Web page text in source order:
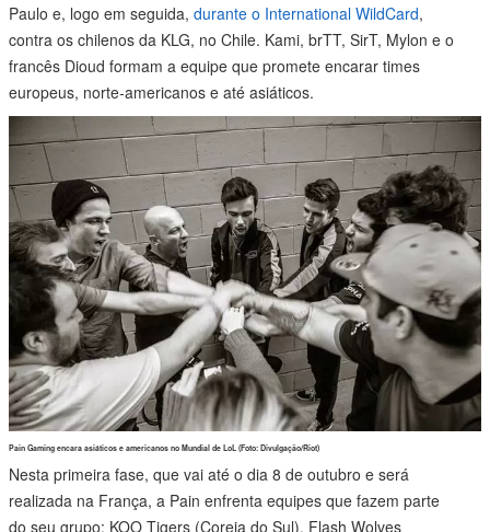
Paulo e, logo em seguida, durante o International WildCard,
contra os chilenos da KLG, no Chile. Kami, brTT, SirT, Mylon e o
francês Dioud formam a equipe que promete encarar times
europeus, norte-americanos e até asiáticos.
Pain Gaming encara asiáticos e americanos no Mundial de LoL (Foto: Divulgação/Riot)
Nesta primeira fase, que vai até o dia 8 de outubro e será
realizada na França, a Pain enfrenta equipes que fazem parte
do seu grupo: KOO Tigers (Coreia do Sul), Flash Wolves